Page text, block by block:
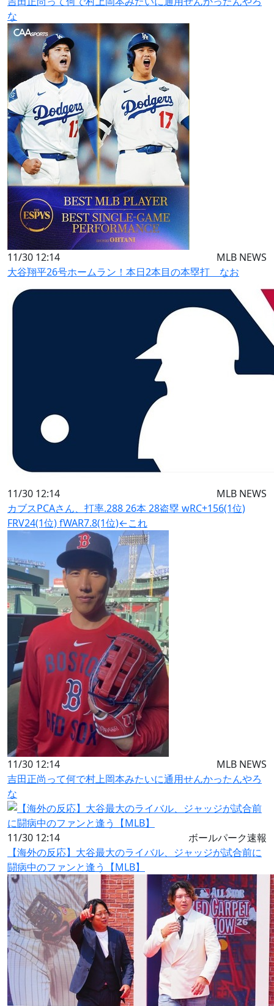
な
11/30 12:14
MLB NEWS
大谷翔平26号ホームラン！本日2本目の本塁打 なお
11/30 12:14
MLB NEWS
カブスPCAさん、打率.288 26本 28盗塁 wRC+156(1位)
FRV24(1位) fWAR7.8(1位)←これ
11/30 12:14
MLB NEWS
吉田正尚って何で村上岡本みたいに通用せんかったんやろ
な
11/30 12:14
ボールパーク速報
【海外の反応】大谷最大のライバル、ジャッジが試合前に
闘病中のファンと逢う【MLB】